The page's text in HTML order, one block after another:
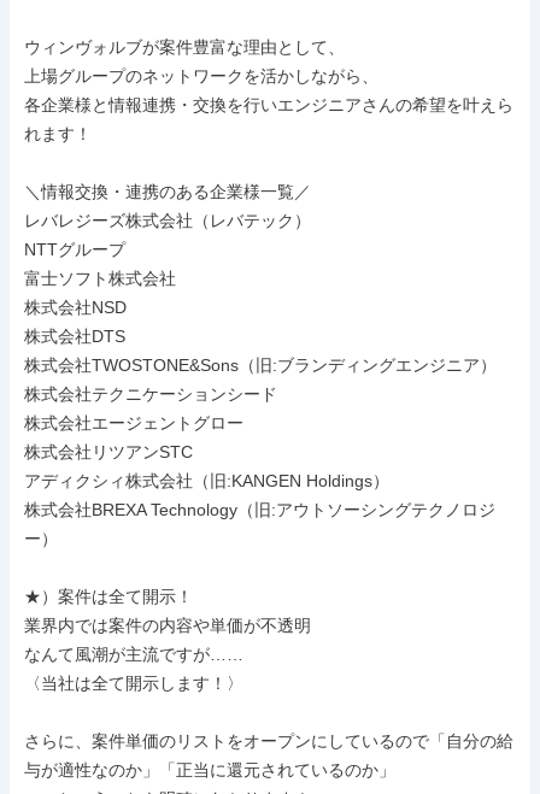
ウィンヴォルブが案件豊富な理由として、
上場グループのネットワークを活かしながら、
各企業様と情報連携・交換を行いエンジニアさんの希望を叶えら
れます！
＼情報交換・連携のある企業様一覧／
レバレジーズ株式会社（レバテック）
NTTグループ
富士ソフト株式会社
株式会社NSD
株式会社DTS
株式会社TWOSTONE&Sons（旧:ブランディングエンジニア）
株式会社テクニケーションシード
株式会社エージェントグロー
株式会社リツアンSTC
アディクシィ株式会社（旧:KANGEN Holdings）
株式会社BREXA Technology（旧:アウトソーシングテクノロジ
ー）
★）案件は全て開示！
業界内では案件の内容や単価が不透明
なんて風潮が主流ですが……
〈当社は全て開示します！〉
さらに、案件単価のリストをオープンにしているので「自分の給
与が適性なのか」「正当に還元されているのか」